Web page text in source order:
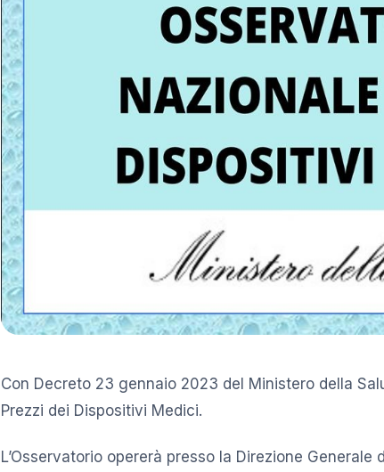
Con Decreto 23 gennaio 2023 del Ministero della
Prezzi dei Dispositivi Medici.
L’Osservatorio opererà presso la Direzione